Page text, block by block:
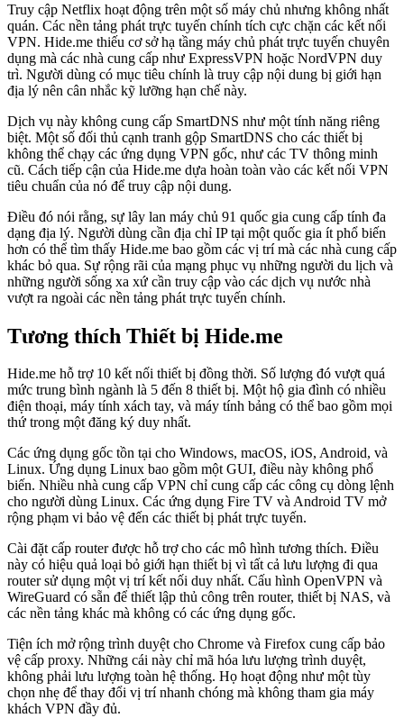
Truy cập Netflix hoạt động trên một số máy chủ nhưng không nhất
quán. Các nền tảng phát trực tuyến chính tích cực chặn các kết nối
VPN. Hide.me thiếu cơ sở hạ tầng máy chủ phát trực tuyến chuyên
dụng mà các nhà cung cấp như ExpressVPN hoặc NordVPN duy
trì. Người dùng có mục tiêu chính là truy cập nội dung bị giới hạn
địa lý nên cân nhắc kỹ lưỡng hạn chế này.
Dịch vụ này không cung cấp SmartDNS như một tính năng riêng
biệt. Một số đối thủ cạnh tranh gộp SmartDNS cho các thiết bị
không thể chạy các ứng dụng VPN gốc, như các TV thông minh
cũ. Cách tiếp cận của Hide.me dựa hoàn toàn vào các kết nối VPN
tiêu chuẩn của nó để truy cập nội dung.
Điều đó nói rằng, sự lây lan máy chủ 91 quốc gia cung cấp tính đa
dạng địa lý. Người dùng cần địa chỉ IP tại một quốc gia ít phổ biến
hơn có thể tìm thấy Hide.me bao gồm các vị trí mà các nhà cung cấp
khác bỏ qua. Sự rộng rãi của mạng phục vụ những người du lịch và
những người sống xa xứ cần truy cập vào các dịch vụ nước nhà
vượt ra ngoài các nền tảng phát trực tuyến chính.
Tương thích Thiết bị Hide.me
Hide.me hỗ trợ 10 kết nối thiết bị đồng thời. Số lượng đó vượt quá
mức trung bình ngành là 5 đến 8 thiết bị. Một hộ gia đình có nhiều
điện thoại, máy tính xách tay, và máy tính bảng có thể bao gồm mọi
thứ trong một đăng ký duy nhất.
Các ứng dụng gốc tồn tại cho Windows, macOS, iOS, Android, và
Linux. Ứng dụng Linux bao gồm một GUI, điều này không phổ
biến. Nhiều nhà cung cấp VPN chỉ cung cấp các công cụ dòng lệnh
cho người dùng Linux. Các ứng dụng Fire TV và Android TV mở
rộng phạm vi bảo vệ đến các thiết bị phát trực tuyến.
Cài đặt cấp router được hỗ trợ cho các mô hình tương thích. Điều
này có hiệu quả loại bỏ giới hạn thiết bị vì tất cả lưu lượng đi qua
router sử dụng một vị trí kết nối duy nhất. Cấu hình OpenVPN và
WireGuard có sẵn để thiết lập thủ công trên router, thiết bị NAS, và
các nền tảng khác mà không có các ứng dụng gốc.
Tiện ích mở rộng trình duyệt cho Chrome và Firefox cung cấp bảo
vệ cấp proxy. Những cái này chỉ mã hóa lưu lượng trình duyệt,
không phải lưu lượng toàn hệ thống. Họ hoạt động như một tùy
chọn nhẹ để thay đổi vị trí nhanh chóng mà không tham gia máy
khách VPN đầy đủ.